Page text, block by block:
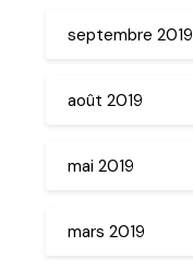
septembre 2019
août 2019
mai 2019
mars 2019